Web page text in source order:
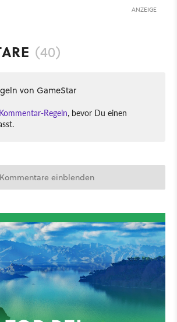
ANZEIGE
(40)
von GameStar
Kommentar-Regeln, bevor Du einen
Kommentare einblenden